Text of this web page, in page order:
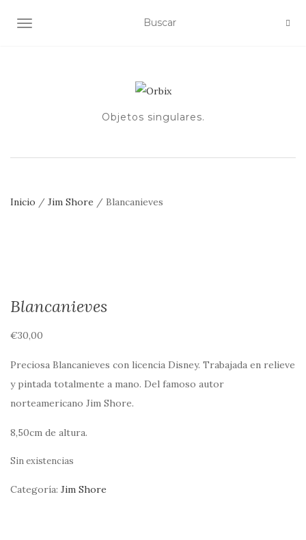
ALTERNAR NAVEGACIÓN
Objetos singulares.
Inicio / Jim Shore / Blancanieves
Blancanieves
€30,00
Preciosa Blancanieves con licencia Disney. Trabajada en relieve
y pintada totalmente a mano. Del famoso autor
norteamericano Jim Shore.
8,50cm de altura.
Sin existencias
Categoría: Jim Shore